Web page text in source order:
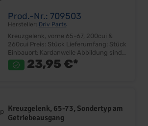
Prod.-Nr.: 709503
Hersteller: Driv Parts
Kreuzgelenk, vorne 65-67, 200cui &
260cui Preis: Stück Lieferumfang: Stück
Einbauort: Kardanwelle Abbildung sind
beispielhaft! Achtung! Bitte messen Sie
Ihre Kreuzgelenke VOR der Bestellung
23,95 €*
Kreuzgelenk, 65-73, Sondertyp am
Getriebeausgang